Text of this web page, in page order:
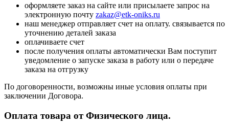
оформляете заказ на сайте или присылаете запрос на
электронную почту zakaz@etk-oniks.ru
наш менеджер отправляет счет на оплату. связывается по
уточнению деталей заказа
оплачиваете счет
после получения оплаты автоматически Вам поступит
уведомление о запуске заказа в работу или о передаче
заказа на отгрузку
По договоренности, возможны иные условия оплаты при
заключении Договора.
Оплата товара от Физического лица.